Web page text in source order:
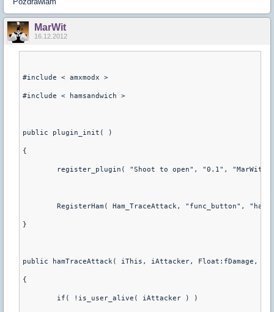
MarWit
16.12.2012
#include < amxmodx >
#include < hamsandwich >
public plugin_init( )
{
register_plugin( "Shoot to open", "0.1", "MarWit"
RegisterHam( Ham_TraceAttack, "func_button",
}
public hamTraceAttack( iThis, iAttacker, Float:fDamage,
{
	if( !is_user_alive( iAttacker ) )